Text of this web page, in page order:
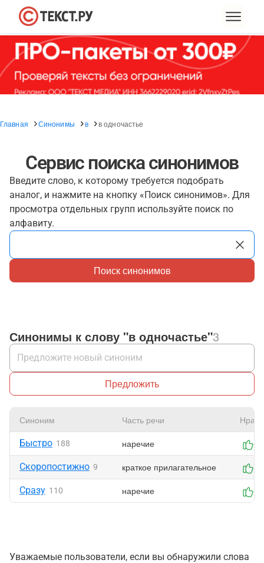
Главная Синонимы в в одночастье
Сервис поиска синонимов
Введите слово, к которому требуется подобрать
аналог, и нажмите на кнопку «Поиск синонимов». Для
просмотра отдельных групп используйте поиск по
алфавиту.
Поиск синонимов
Синонимы к слову "в одночастье"3
Предложить
Синоним Часть речи
Быстро 188 наречие
Скоропостижно 9 краткое прилагательное
Сразу 110 наречие
Уважаемые пользователи, если вы обнаружили слова